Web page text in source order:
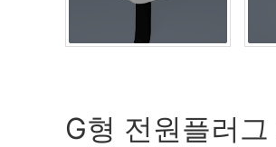
G형 전원플러